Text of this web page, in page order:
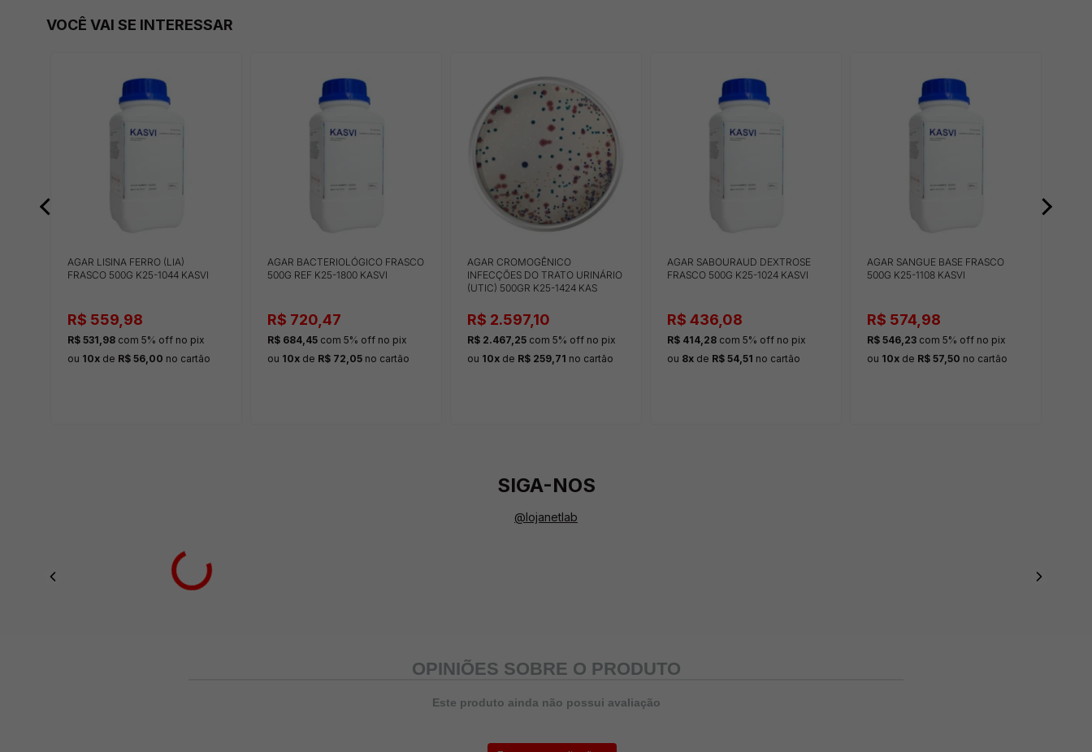
VOCÊ VAI SE INTERESSAR
AGAR LISINA FERRO (LIA)
FRASCO 500G K25-1044 KASVI
R$ 559,98
R$ 531,98com 5% offno pix
ou 10xde R$ 56,00 no cartão
AGAR BACTERIOLÓGICO FRASCO
500G REF K25-1800 KASVI
R$ 720,47
R$ 684,45com 5% offno pix
ou 10xde R$ 72,05no cartão
AGAR CROMOGÊNICO
INFECÇÕES DO TRATO URINÁRIO
(UTIC) 500GR K25-1424 KAS
R$ 2.597,10
R$ 2.467,25com 5% offno pix
ou 10xde R$ 259,71 no cartão
AGAR SABOURAUD DEXTROSE
FRASCO 500G K25-1024 KASVI
R$ 436,08
R$ 414,28com 5% offno pix
ou 8xde R$ 54,51 no cartão
AGAR SANGUE BASE FRASCO
500G K25-1108 KASVI
R$ 574,98
R$ 546,23com 5% offno pix
ou 10xde R$ 57,50 no cartão
SIGA-NOS
@lojanetlab
OPINIÕES SOBRE O PRODUTO
Este produto ainda não possui avaliação